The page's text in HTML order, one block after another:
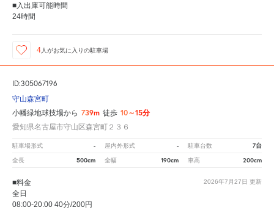
■入出庫可能時間
24時間
4 人がお気に入りの駐車場
ID:305067196
守山森宮町
小幡緑地球技場から 739m 徒歩 10～15分
愛知県名古屋市守山区森宮町２３６
駐車場形式 - 屋内外形式 - 駐車台数 7台
全長 500cm 全幅 190cm 車高 200cm
2026年7月27日 更新
■料金
全日
08:00-20:00 40分/200円